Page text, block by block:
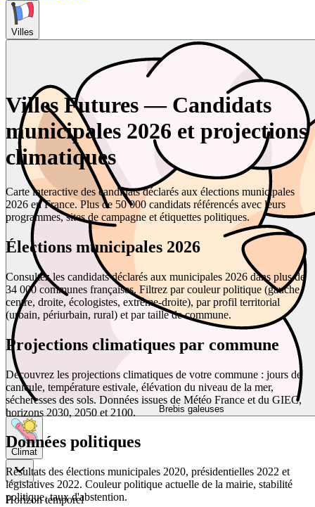
Villes
Brebis galeuses
Climat
Horizon temporel
Villes Futures — Candidats
municipales 2026 et projections
climatiques
Carte interactive des candidats déclarés aux élections municipales
2026 en France. Plus de 50 000 candidats référencés avec leurs
programmes, sites de campagne et étiquettes politiques.
Élections municipales 2026
Consultez les candidats déclarés aux municipales 2026 dans plus de
34 000 communes françaises. Filtrez par couleur politique (gauche,
centre, droite, écologistes, extrême-droite), par profil territorial
(urbain, périurbain, rural) et par taille de commune.
Projections climatiques par commune
Découvrez les projections climatiques de votre commune : jours de
canicule, température estivale, élévation du niveau de la mer,
sécheresses des sols. Données issues de Météo France et du GIEC,
horizons 2030, 2050 et 2100.
Données politiques
Résultats des élections municipales 2020, présidentielles 2022 et
législatives 2022. Couleur politique actuelle de la mairie, stabilité
politique, taux d'abstention.